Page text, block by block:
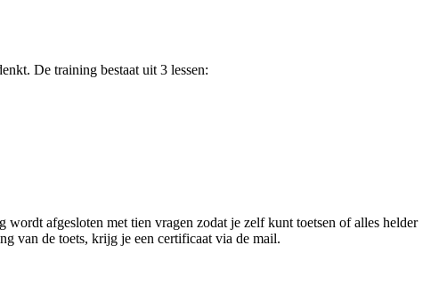
De training bestaat uit 3 lessen:
wordt afgesloten met tien vragen zodat je zelf kunt toetsen of alles helder
van de toets, krijg je een certificaat via de mail.